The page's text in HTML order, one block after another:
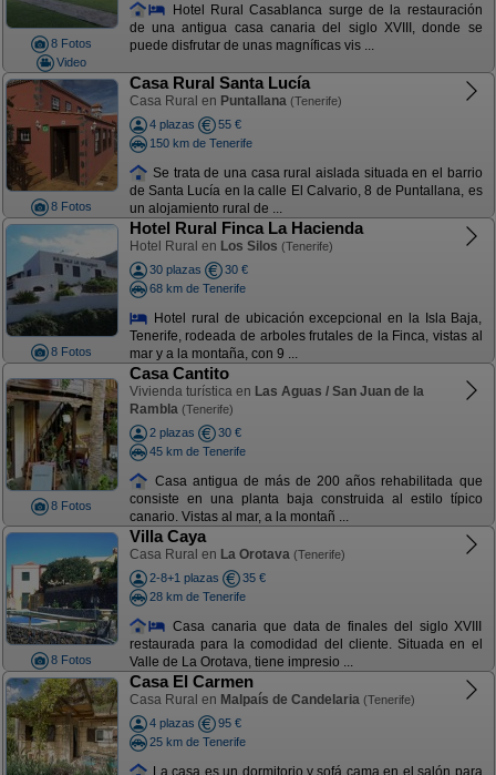
8 Fotos
Video
Hotel Rural Casablanca surge de la restauración
de una antigua casa canaria del siglo XVIII, donde se
puede disfrutar de unas magníficas vis ...
8 Fotos
Casa Rural Santa Lucía
Casa Rural en Puntallana (Tenerife)
4 plazas
55 €
150 km de Tenerife
Se trata de una casa rural aislada situada en el barrio
de Santa Lucía en la calle El Calvario, 8 de Puntallana, es
un alojamiento rural de ...
8 Fotos
Hotel Rural Finca La Hacienda
Hotel Rural en Los Silos (Tenerife)
30 plazas
30 €
68 km de Tenerife
Hotel rural de ubicación excepcional en la Isla Baja,
Tenerife, rodeada de arboles frutales de la Finca, vistas al
mar y a la montaña, con 9 ...
8 Fotos
Casa Cantito
Vivienda turística en Las Aguas / San Juan de la
Rambla (Tenerife)
2 plazas
30 €
45 km de Tenerife
Casa antigua de más de 200 años rehabilitada que
consiste en una planta baja construida al estilo típico
canario. Vistas al mar, a la montañ ...
8 Fotos
Villa Caya
Casa Rural en La Orotava (Tenerife)
2-8+1 plazas
35 €
28 km de Tenerife
Casa canaria que data de finales del siglo XVIII
restaurada para la comodidad del cliente. Situada en el
Valle de La Orotava, tiene impresio ...
Casa El Carmen
Casa Rural en Malpaís de Candelaria (Tenerife)
4 plazas
95 €
25 km de Tenerife
La casa es un dormitorio y sofá cama en el salón para